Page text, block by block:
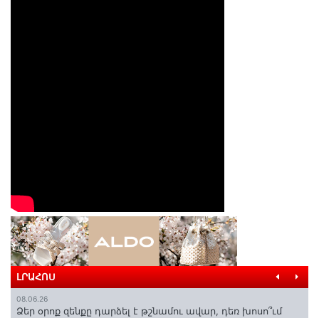
ԼՐԱՀՈՍ
08.06.26
Ձեր օրոք զենքը դարձել է թշնամու ավար, դեռ խոսո՞ւմ